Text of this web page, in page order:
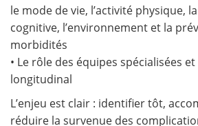
le mode de vie, l’activité physique,
cognitive, l’environnement et la
morbidités
• Le rôle des équipes spécialisées
longitudinal
L’enjeu est clair : identifier tôt,
réduire la survenue des